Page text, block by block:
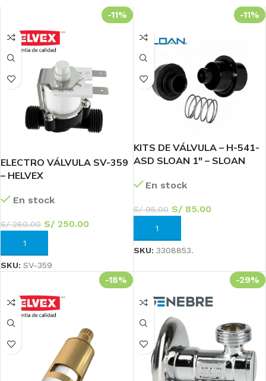
-11%
ELECTRO VÁLVULA SV-359
– HELVEX
En stock
S/280.00 S/ 250.00
AÑADIR AL CARRITO
SKU: SV-359
-11%
KITS DE VÁLVULA – H-541-
ASD SLOAN 1″ – SLOAN
En stock
S/95.00 S/85.00
AÑADIR AL CARRITO
SKU: 3308853.
-18% -29%